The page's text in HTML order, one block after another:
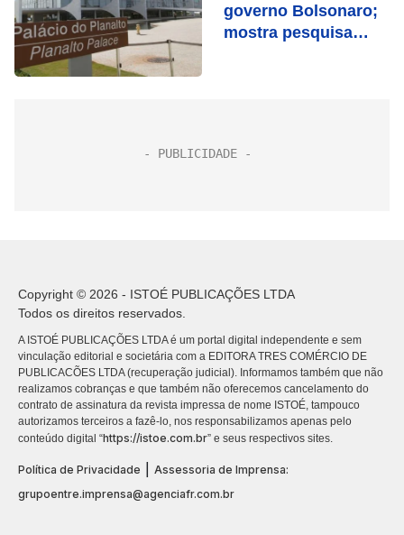
governo Bolsonaro;
mostra pesquisa
Copyright © 2026 - ISTOÉ PUBLICAÇÕES LTDA
Todos os direitos reservados.
A ISTOÉ PUBLICAÇÕES LTDA é um portal digital independente e sem
vinculação editorial e societária com a EDITORA TRES COMÉRCIO DE
PUBLICACÕES LTDA (recuperação judicial). Informamos também que não
realizamos cobranças e que também não oferecemos cancelamento do
contrato de assinatura da revista impressa de nome ISTOÉ, tampouco
autorizamos terceiros a fazê-lo, nos responsabilizamos apenas pelo
conteúdo digital “https://istoe.com.br” e seus respectivos sites.
Política de Privacidade
Assessoria de Imprensa:
grupoentre.imprensa@agenciafr.com.br